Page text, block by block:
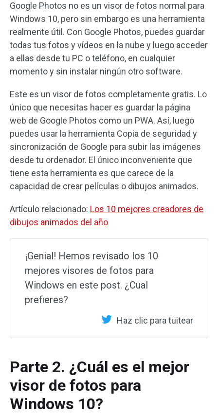
Google Photos no es un visor de fotos normal para
Windows 10, pero sin embargo es una herramienta
realmente útil. Con Google Photos, puedes guardar
todas tus fotos y vídeos en la nube y luego acceder
a ellas desde tu PC o teléfono, en cualquier
momento y sin instalar ningún otro software.
Este es un visor de fotos completamente gratis. Lo
único que necesitas hacer es guardar la página
web de Google Photos como un PWA. Así, luego
puedes usar la herramienta Copia de seguridad y
sincronización de Google para subir las imágenes
desde tu ordenador. El único inconveniente que
tiene esta herramienta es que carece de la
capacidad de crear películas o dibujos animados.
Artículo relacionado: Los 10 mejores creadores de
dibujos animados del año
¡Genial! Hemos revisado los 10
mejores visores de fotos para
Windows en este post. ¿Cual
prefieres?
Haz clic para tuitear
Parte 2. ¿Cuál es el mejor
visor de fotos para
Windows 10?